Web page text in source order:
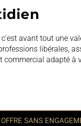
avant tout une
libérales,
adapté à
SANS